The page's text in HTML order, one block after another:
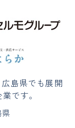
広島県でも展開
です。